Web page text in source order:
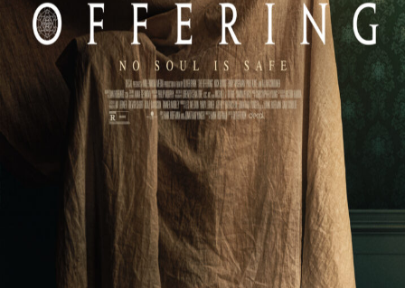
Over KFD
Professional